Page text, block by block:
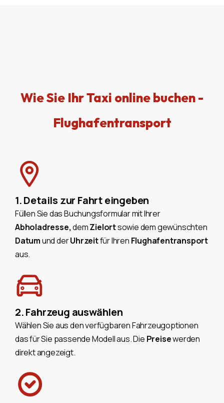
Wie Sie Ihr Taxi online buchen -
Flughafentransport
1. Details zur Fahrt eingeben
Füllen Sie das Buchungsformular mit Ihrer
Abholadresse,demZielortsowie dem gewünschten
Datumund derUhrzeitfür Ihren Flughafentransport
aus.
2. Fahrzeug auswählen
Wählen Sie aus den verfügbaren Fahrzeugoptionen
das für Sie passende Modell aus. Die Preisewerden
direkt angezeigt.